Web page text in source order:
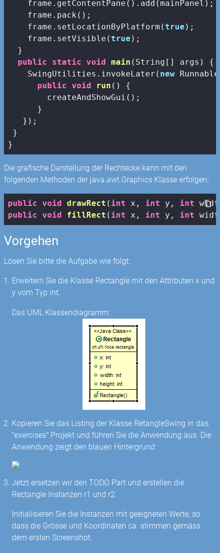
    frame.getContentPane().add(mainPanel);
    frame.pack();
    frame.setLocationByPlatform(
true );
    frame.setVisible(
true );
  }
public
static void main (String[] args)
{
    SwingUtilities.invokeLater(
new
public void run ()
{
        createAndShowGui();
      }
   });
}
}
Die grafische Darstellung der Rechtecke kann mit den
folgenden Methoden der java.awt.Graphics Klasse erfolgen:
public void drawRect ( int x, int y, int
public void fillRect ( int x, int y, int
Vorgehen
Lösen Sie bitte die Aufgabe wie folgt:
Erweitern Sie die Klasse Rectangle mit den Attributen x und
y vom Typ int.
Das UML Klassendiagramm:
Kopieren Sie das Listing der Klasse RetangleSwing in das
"exercises" Projekt und führen Sie die Anwendung aus. Die
Anwendung zeigt den blauen Hintergrund:
Jetzt ersetzen wir den TODO Part und erstellen die
Rectangle Instanzen r1 und r2.
Initialisieren Sie die Instanzen mit geeigneten Werte, so
dass die Grösse und Koordinaten ca. stimmen gemäss
dem ersten Screenshot.